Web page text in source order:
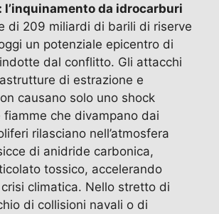
l’inquinamento da idrocarburi
di 209 miliardi di barili di riserve
un potenziale epicentro di
indotte dal conflitto. Gli attacchi
di estrazione e
causano solo uno shock
fiamme che divampano dai
rilasciano nell’atmosfera
di anidride carbonica,
tossico, accelerando
climatica. Nello stretto di
di collisioni navali o di